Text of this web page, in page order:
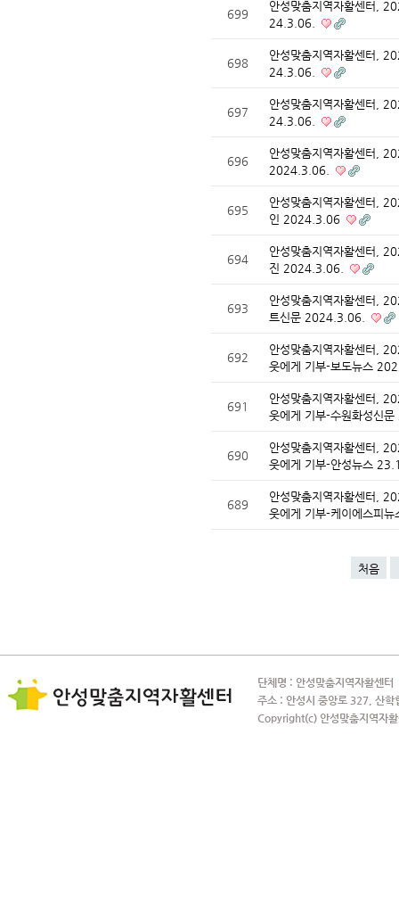
699
안성맞춤지역자활센터,
24.3.06.
698
안성맞춤지역자활센터,
24.3.06.
697
안성맞춤지역자활센터,
24.3.06.
696
안성맞춤지역자활센터,
2024.3.06.
695
안성맞춤지역자활센터,
인 2024.3.06
694
안성맞춤지역자활센터,
진 2024.3.06.
693
안성맞춤지역자활센터,
트신문 2024.3.06.
692
안성맞춤지역자활센터,
웃에게 기부-보도뉴스
691
안성맞춤지역자활센터,
웃에게 기부-수원화성신
690
안성맞춤지역자활센터,
웃에게 기부-안성뉴스
689
안성맞춤지역자활센터,
웃에게 기부-케이에스피
처음
단체명 : 안성맞춤지역자활센
주소 : 안성시 중앙로 327, 산
Copyright(c) 안성맞춤지역